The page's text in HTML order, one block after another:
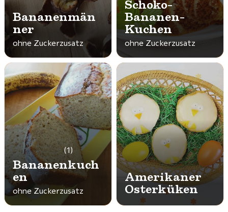
Bananenmän
ner
ohne Zuckerzusatz
Schoko-
Bananen-
Kuchen
ohne Zuckerzusatz
(1)
Bananenkuch
en
ohne Zuckerzusatz
Amerikaner
Osterküken